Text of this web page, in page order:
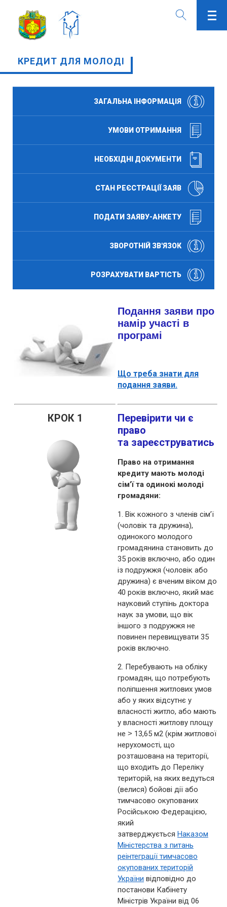
КРЕДИТ ДЛЯ МОЛОДІ
ЗАГАЛЬНА ІНФОРМАЦІЯ
УМОВИ ОТРИМАННЯ
НЕОБХІДНІ ДОКУМЕНТИ
СТАН РЕЄСТРАЦІЇ ЗАЯВ
ПОДАТИ ЗАЯВУ-АНКЕТУ
ЗВОРОТНІЙ ЗВ'ЯЗОК
РОЗРАХУВАТИ ВАРТІСТЬ
Подання заяви про
намір участі в
програмі
Що треба знати для
подання заяви.
КРОК 1
Перевірити чи є
право
та зареєструватись
Право на отримання
кредиту мають молоді
сім’ї та одинокі молоді
громадяни:
1. Вік кожного з членів сім’ї
(чоловік та дружина),
одинокого молодого
громадянина становить до
35 років включно, або один
із подружжя (чоловік або
дружина) є вченим віком до
40 років включно, який має
науковий ступінь доктора
наук за умови, що вік
іншого з подружжя не
повинен перевищувати 35
років включно.
2. Перебувають на обліку
громадян, що потребують
поліпшення житлових умов
або у яких відсутнє у
власності житло, або мають
у власності житлову площу
не ˃ 13,65 м2 (крім житлової
нерухомості, що
розташована на території,
що входить до Переліку
територій, на яких ведуться
(велися) бойові дії або
тимчасово окупованих
Російською Федерацією,
який
затверджується Наказом
Міністерства з питань
реінтеграції тимчасово
окупованих територій
України відповідно до
постанови Кабінету
Міністрів України від 06